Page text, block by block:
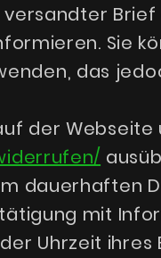
Sie
das
der
dauerhaften
mit
Uhrzeit ihres